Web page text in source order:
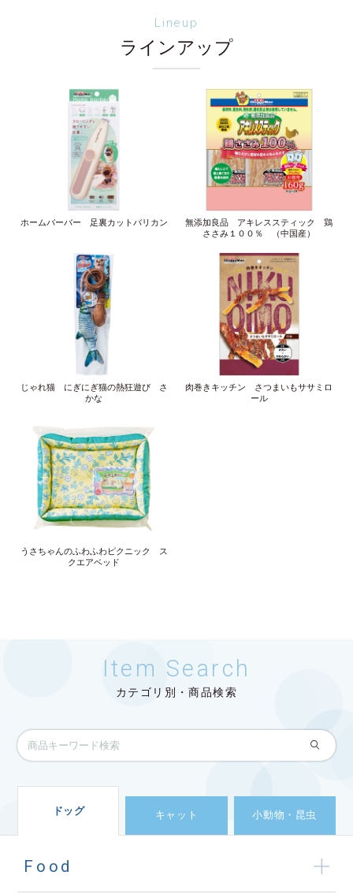
Lineup
ラインアップ
ホームバーバー 足裏カットバリカン
無添加良品 アキレススティック 鶏
ささみ１００％ （中国産）
じゃれ猫 にぎにぎ猫の熱狂遊び さ
かな
肉巻きキッチン さつまいもササミロ
ール
うさちゃんのふわふわピクニック ス
クエアベッド
Item Search
カテゴリ別・商品検索
ドッグ キャット 小動物・昆虫
Food